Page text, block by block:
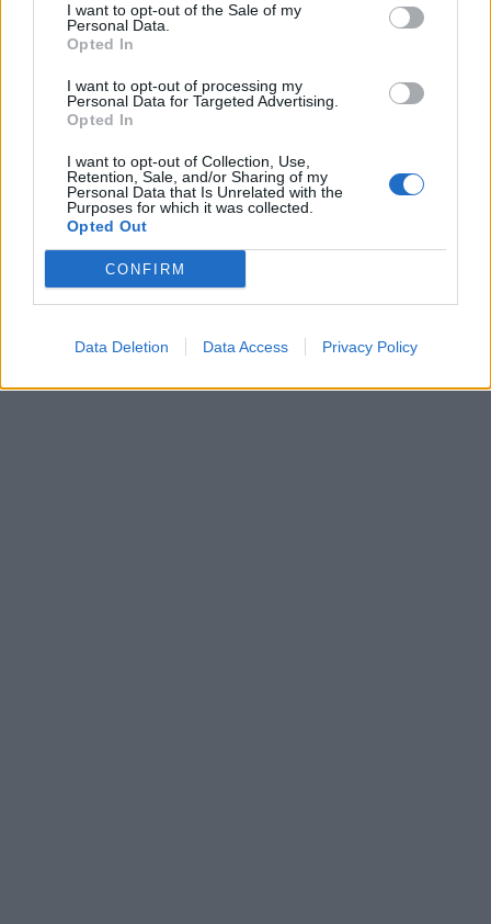
I want to opt-out of the Sale of my
Personal Data.
Opted In
I want to opt-out of processing my
Personal Data for Targeted Advertising.
Opted In
I want to opt-out of Collection, Use,
Retention, Sale, and/or Sharing of my
Personal Data that Is Unrelated with the
Purposes for which it was collected.
Opted Out
CONFIRM
Data Deletion Data Access Privacy Policy
A tu je skákajúci delfín.
Prečítajte si aj
Dôverujte si, rozprávajte sa a užívajte si: 6 tipov, ako mať z intímneho
22. septembra 2025
Máte vysokú spotrebu vody a málo úspor na blížiace sa ročné
29. januára 2025